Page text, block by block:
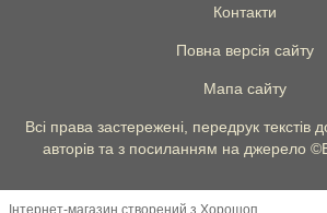
Контакти
Повна версія сайту
Мапа сайту
Всі права застережені, передрук текстів
авторів та з посиланням на джерело